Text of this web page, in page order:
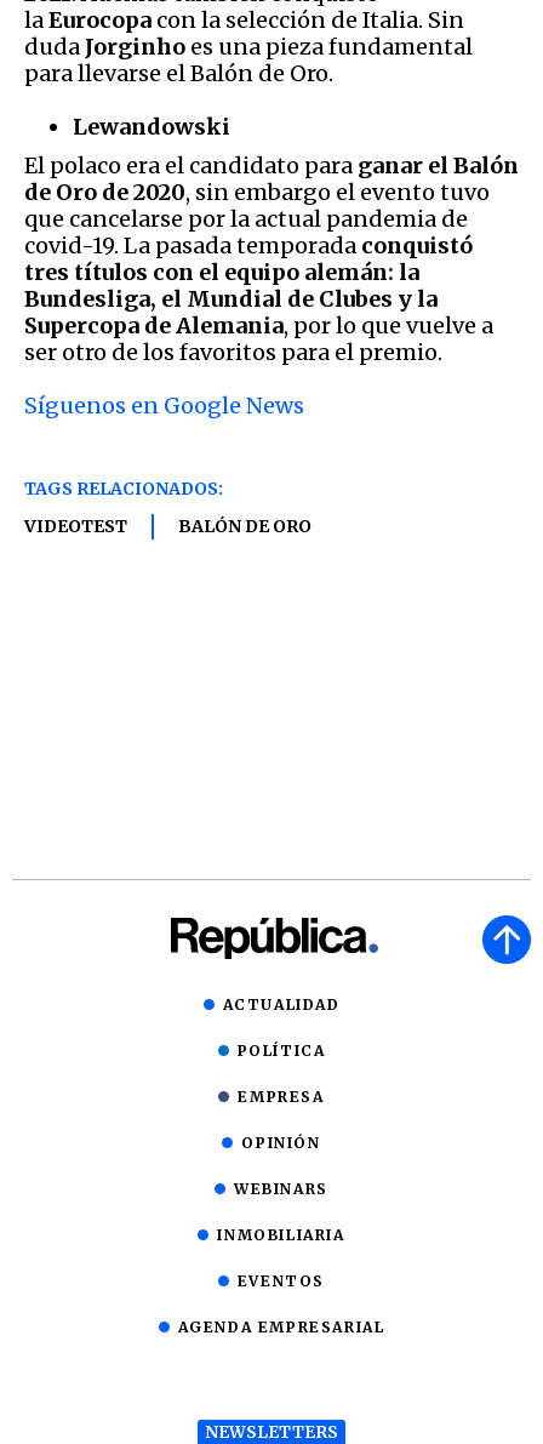
laEurocopa con la selección de Italia. Sin
duda Jorginho es una pieza fundamental
para llevarse el Balón de Oro.
Lewandowski
El polaco era el candidato para ganar el Balón
de Oro de 2020, sin embargo el evento tuvo
que cancelarse por la actual pandemia de
covid-19. La pasada temporada conquistó
tres títulos con el equipo alemán: la
Bundesliga, el Mundial de Clubes y la
Supercopa de Alemania, por lo que vuelve a
ser otro de los favoritos para el premio.
Síguenos en Google News
TAGS RELACIONADOS:
VIDEOTEST
BALÓN DE ORO
ACTUALIDAD
POLÍTICA
EMPRESA
OPINIÓN
WEBINARS
INMOBILIARIA
EVENTOS
AGENDA EMPRESARIAL
NEWSLETTERS